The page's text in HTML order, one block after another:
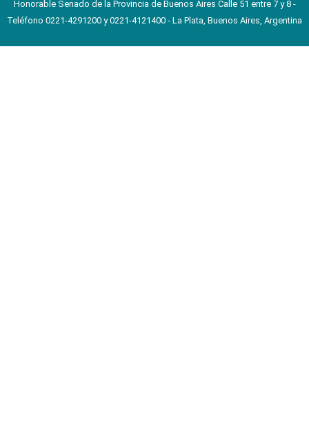
Honorable Senado de la Provincia de Buenos Aires Calle 51 entre 7 y 8 -
Teléfono 0221-4291200 y 0221-4121400 - La Plata, Buenos Aires, Argentina